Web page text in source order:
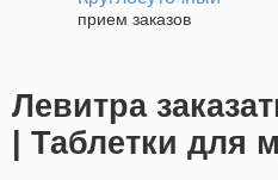
прием заказов
Левитра
| Таблетки для